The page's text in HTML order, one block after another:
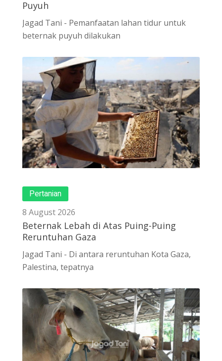
Puyuh
Jagad Tani - Pemanfaatan lahan tidur untuk
beternak puyuh dilakukan
Pertanian
8 August 2026
Beternak Lebah di Atas Puing-Puing
Reruntuhan Gaza
Jagad Tani - Di antara reruntuhan Kota Gaza,
Palestina, tepatnya